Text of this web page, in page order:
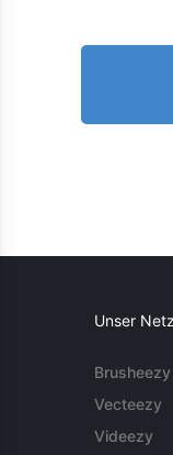
Unser
Brusheezy
Vecteezy
Videezy